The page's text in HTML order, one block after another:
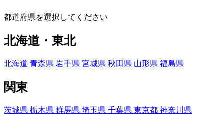
都道府県を選択してください
北海道・東北
北海道 青森県 岩手県 宮城県 秋田県 山形県 福島県
関東
茨城県 栃木県 群馬県 埼玉県 千葉県 東京都 神奈川県